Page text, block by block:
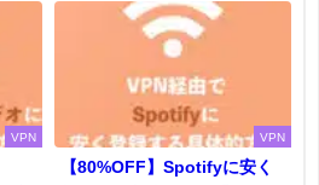
VPN VPN
【80%OFF】Spotifyに安く